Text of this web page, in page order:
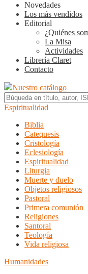
Novedades
Los más vendidos
Editorial
¿Quiénes
La Misa
Actividades
Librería Claret
Contacto
Nuestro catálogo
Espiritualidad
Biblia
Catequesis
Cristología
Eclesiología
Espiritualidad
Liturgia
Muerte y duelo
Objetos religiosos
Pastoral
Primera comunión
Religiones
Santoral
Teología
Vida religiosa
Humanidades